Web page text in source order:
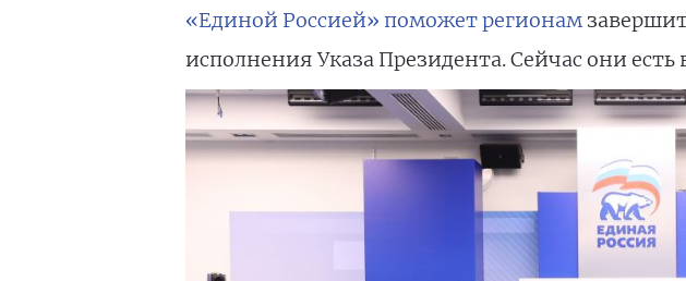
«Единой Россией» поможет регионам
исполнения Указа Президента. Сейчас они есть